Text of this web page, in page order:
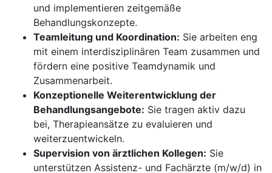
und implementieren zeitgemäße
Behandlungskonzepte.
Teamleitung und Koordination: Sie arbeiten eng
mit einem interdisziplinären Team zusammen und
fördern eine positive Teamdynamik und
Zusammenarbeit.
Konzeptionelle Weiterentwicklung der
Behandlungsangebote: Sie tragen aktiv dazu
bei, Therapieansätze zu evaluieren und
weiterzuentwickeln.
Supervision von ärztlichen Kollegen: Sie
unterstützen Assistenz- und Fachärzte (m/w/d) in